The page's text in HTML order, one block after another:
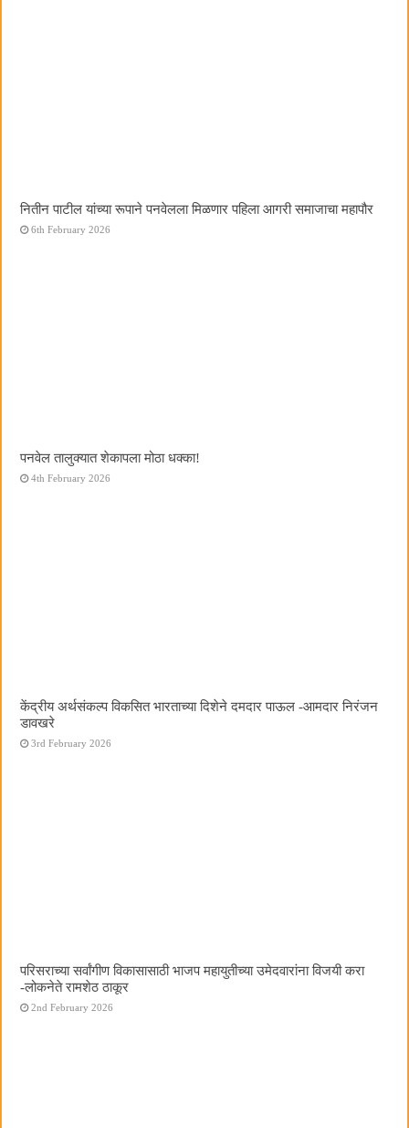
नितीन पाटील यांच्या रूपाने पनवेलला मिळणार पहिला आगरी समाजाचा महापौर
6th February 2026
पनवेल तालुक्यात शेकापला मोठा धक्का!
4th February 2026
केंद्रीय अर्थसंकल्प विकसित भारताच्या दिशेने दमदार पाऊल -आमदार निरंजन
डावखरे
3rd February 2026
परिसराच्या सर्वांगीण विकासासाठी भाजप महायुतीच्या उमेदवारांना विजयी करा
-लोकनेते रामशेठ ठाकूर
2nd February 2026